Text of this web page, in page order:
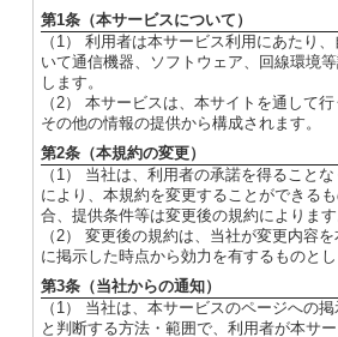
第1条（本サービスについて）
（1） 利用者は本サービス利用にあたり
いて通信機器、ソフトウェア、回線環境
します。
（2） 本サービスは、本サイトを通して
その他の情報の提供から構成されます。
第2条（本規約の変更）
（1） 当社は、利用者の承諾を得ること
により、本規約を変更することができる
合、提供条件等は変更後の規約によります
（2） 変更後の規約は、当社が変更内容
に掲示した時点から効力を有するものとし
第3条（当社からの通知）
（1） 当社は、本サービスのページへの
と判断する方法・範囲で、利用者が本サ